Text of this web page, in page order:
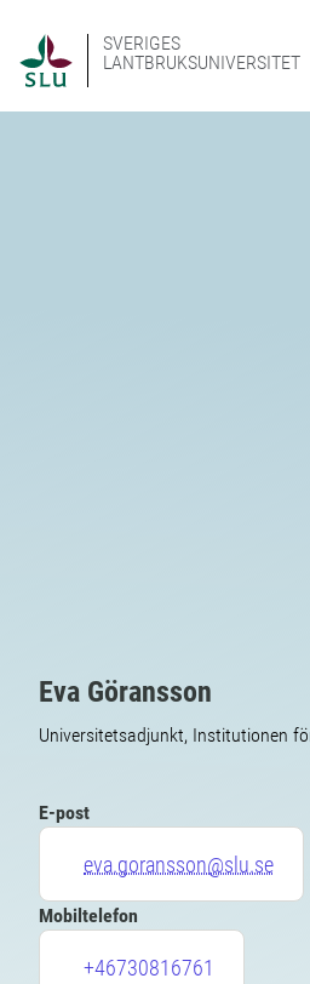
SVERIGES
LANTBRUKSUNIVERSITET
Eva Göransson
Universitetsadjunkt, Institutionen
E-post
eva.goransson@slu.se
Mobiltelefon
+46730816761